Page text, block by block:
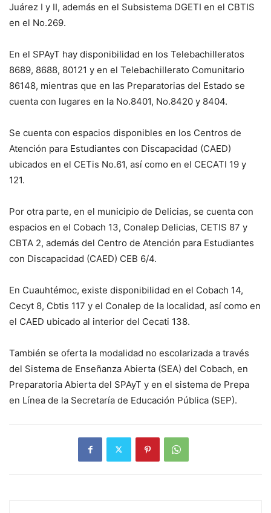
Juárez I y II, además en el Subsistema DGETI en el CBTIS
en el No.269.
En el SPAyT hay disponibilidad en los Telebachilleratos
8689, 8688, 80121 y en el Telebachillerato Comunitario
86148, mientras que en las Preparatorias del Estado se
cuenta con lugares en la No.8401, No.8420 y 8404.
Se cuenta con espacios disponibles en los Centros de
Atención para Estudiantes con Discapacidad (CAED)
ubicados en el CETis No.61, así como en el CECATI 19 y
121.
Por otra parte, en el municipio de Delicias, se cuenta con
espacios en el Cobach 13, Conalep Delicias, CETIS 87 y
CBTA 2, además del Centro de Atención para Estudiantes
con Discapacidad (CAED) CEB 6/4.
En Cuauhtémoc, existe disponibilidad en el Cobach 14,
Cecyt 8, Cbtis 117 y el Conalep de la localidad, así como en
el CAED ubicado al interior del Cecati 138.
También se oferta la modalidad no escolarizada a través
del Sistema de Enseñanza Abierta (SEA) del Cobach, en
Preparatoria Abierta del SPAyT y en el sistema de Prepa
en Línea de la Secretaría de Educación Pública (SEP).